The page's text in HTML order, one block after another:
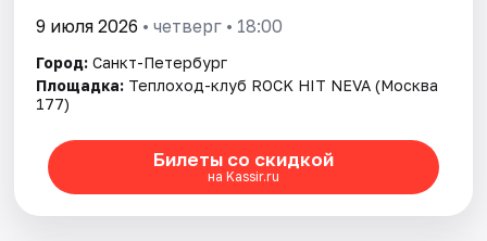
9 июля 2026 • четверг • 18:00
Город: Санкт-Петербург
Площадка: Теплоход-клуб ROCK HIT NEVA (Москва
177)
Билеты со скидкой
на Kassir.ru